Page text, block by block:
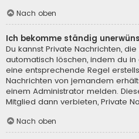
Nach oben
Ich bekomme ständig
Du kannst Private Nachrichten,
automatisch löschen, indem du
eine entsprechende Regel
Nachrichten von jemandem
einem Administrator melden.
Mitglied dann verbieten, Private
Nach oben